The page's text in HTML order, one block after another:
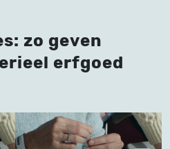
zo geven
erfgoed